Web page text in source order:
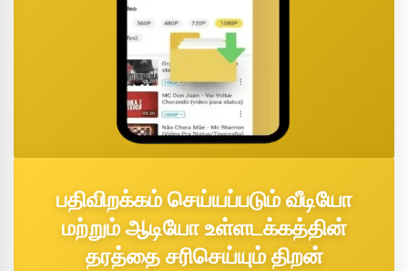
பதிவிறக்கம் செய்யப்படும் வீடியோ
மற்றும் ஆடியோ உள்ளடக்கத்தின்
தரத்தை சரிசெய்யும் திறன்